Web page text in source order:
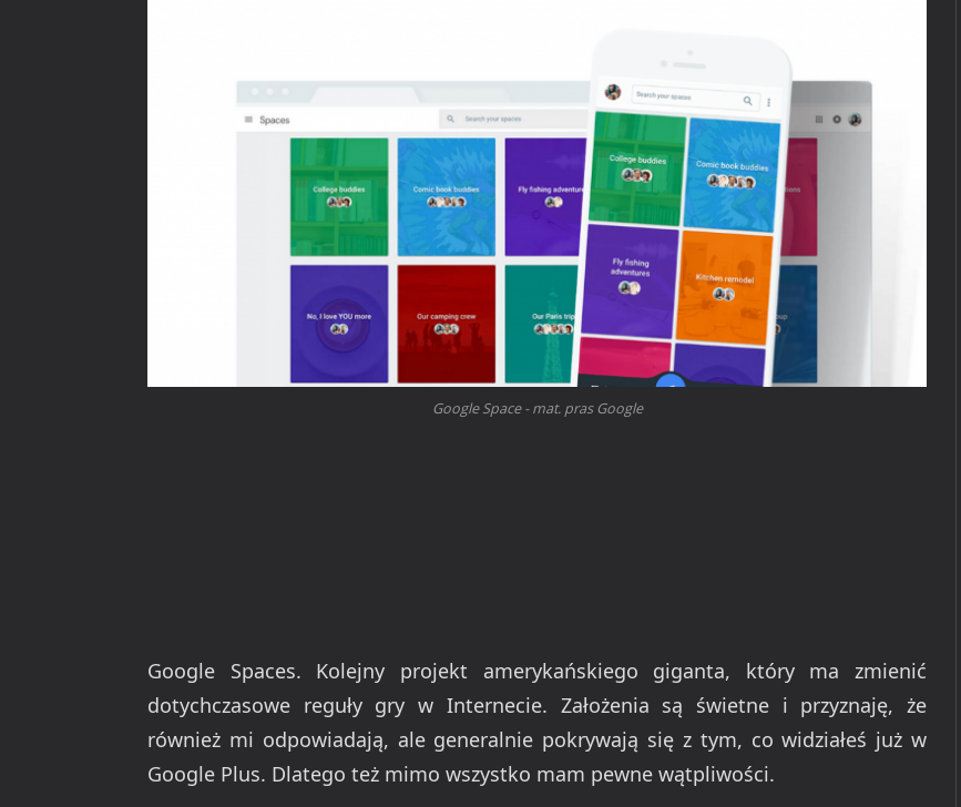
Google Space - mat. pras Google
Google Spaces. Kolejny projekt amerykańskiego giganta, który ma zmienić
dotychczasowe reguły gry w Internecie. Założenia są świetne i przyznaję, że
również mi odpowiadają, ale generalnie pokrywają się z tym, co widziałeś już w
Google Plus. Dlatego też mimo wszystko mam pewne wątpliwości.